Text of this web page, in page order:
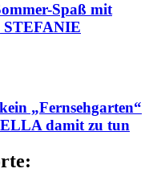
Spaß mit
STEFANIE
„Fernsehgarten“
damit zu tun